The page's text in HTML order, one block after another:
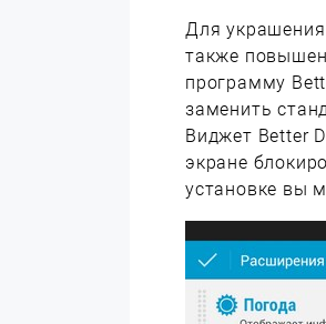
Для украшения
также
программу
заменить
Виджет Better
экране
установке вы